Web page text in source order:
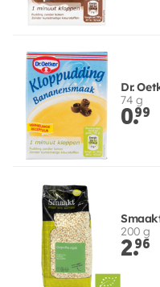
Dr.
74 g
0.99
200 g
2.96